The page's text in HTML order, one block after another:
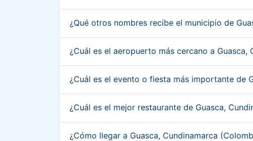
¿Qué otros nombres recibe el municipio de
¿Cuál es el aeropuerto más cercano a Guasca,
¿Cuál es el evento o fiesta más importante de
¿Cuál es el mejor restaurante de Guasca,
¿Cómo llegar a Guasca, Cundinamarca